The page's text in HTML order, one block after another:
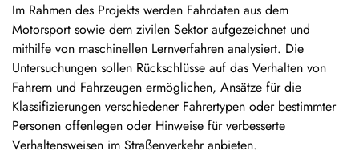
Im Rahmen des Projekts werden Fahrdaten aus dem
Motorsport sowie dem zivilen Sektor aufgezeichnet und
mithilfe von maschinellen Lernverfahren analysiert. Die
Untersuchungen sollen Rückschlüsse auf das Verhalten von
Fahrern und Fahrzeugen ermöglichen, Ansätze für die
Klassifizierungen verschiedener Fahrertypen oder bestimmter
Personen offenlegen oder Hinweise für verbesserte
Verhaltensweisen im Straßenverkehr anbieten.